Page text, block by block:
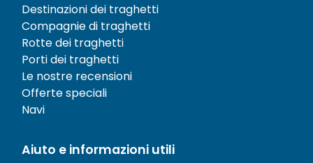
Destinazioni dei traghetti
Compagnie di traghetti
Rotte dei traghetti
Porti dei traghetti
Le nostre recensioni
Offerte speciali
Navi
Aiuto e informazioni utili